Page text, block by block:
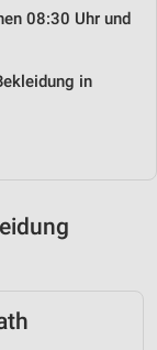
08:30 Uhr und
in